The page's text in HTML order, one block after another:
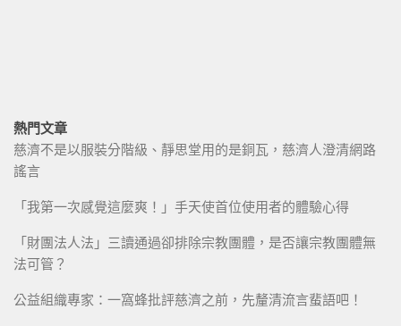
熱門文章
慈濟不是以服裝分階級、靜思堂用的是銅瓦，慈濟人澄清網路
謠言
「我第一次感覺這麼爽！」手天使首位使用者的體驗心得
「財團法人法」三讀通過卻排除宗教團體，是否讓宗教團體無
法可管？
公益組織專家：一窩蜂批評慈濟之前，先釐清流言蜚語吧！